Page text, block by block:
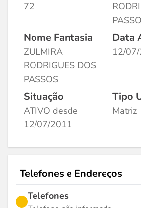
72
Nome Fantasia
ZULMIRA
RODRIGUES DOS
PASSOS
Data
12/
Situação
ATIVO desde
12/07/2011
Tipo
Matriz
Telefones e Endereços
Telefones